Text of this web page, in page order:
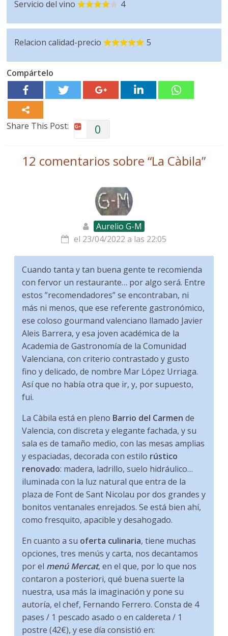
Servicio del vino 4
Relacion calidad-precio 5
Compártelo
Share This Post: 0
12 comentarios sobre “La Càbila”
Aurelio G-M
el 23/04/2022 a las 22:05
Cuando tanta y tan buena gente te recomienda
con fervor un restaurante… por algo será. Entre
estos ”recomendadores” se encontraban, ni
más ni menos, que ese referente gastronómico,
ese coloso gourmand valenciano llamado Javier
Aleis Barrera, y esa joven académica de la
Academia de Gastronomía de la Comunidad
Valenciana, con criterio contrastado y gusto
fino y delicado, de nombre Mar López Urriaga.
Así que no había otra que ir, y, por supuesto,
fui.
La Càbila está en pleno Barrio del Carmen de
Valencia, con discreta y elegante fachada, y su
sala es de tamaño medio, con las mesas amplias
y espaciadas, decorada con estilo rústico
renovado: madera, ladrillo, suelo hidráulico…
iluminada con la luz natural que entra de la
plaza de Font de Sant Nicolau por dos grandes y
bonitos ventanales enrejados. Se está bien ahí,
como fresquito, apacible y desahogado.
En cuanto a su oferta culinaria, tiene muchas
opciones, tres menús y carta, nos decantamos
por el menú Mercat, en el que, por lo que nos
contaron a posteriori, qué buena suerte la
nuestra, usa más la imaginación y pone su
autoría, el chef, Fernando Ferrero. Consta de 4
pases / 1 pescado asado o en caldereta / 1
postre (42€), y ese día consistió en: